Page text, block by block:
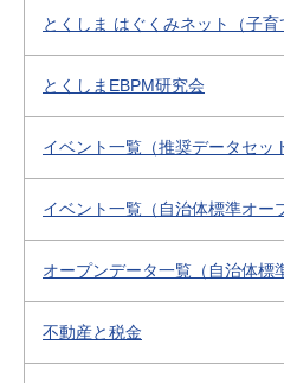
とくしま はぐくみネット（子育
とくしまEBPM研究会
イベント一覧（推奨データセッ
イベント一覧（自治体標準オー
オープンデータ一覧（自治体標
不動産と税金